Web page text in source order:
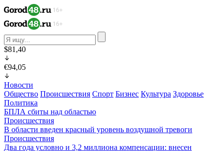
$81,40
€94,05
Новости
Общество Происшествия Спорт Бизнес Культура Здоровье
Политика
БПЛА сбиты над областью
Происшествия
В области введен красный уровень воздушной тревоги
Происшествия
Два года условно и 3,2 миллиона компенсации: внесен